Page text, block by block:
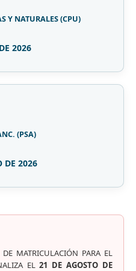
Y NATURALES (CPU)
2026
(PSA)
DE 2026
MATRICULACIÓN PARA EL
EL21 DE AGOSTO DE